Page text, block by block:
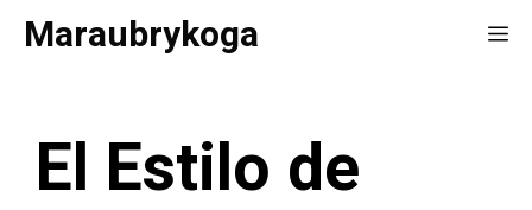
SaltarMaraubrykoga
El Estilo de